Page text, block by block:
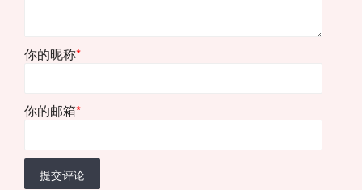
你的昵称*
你的邮箱*
提交评论